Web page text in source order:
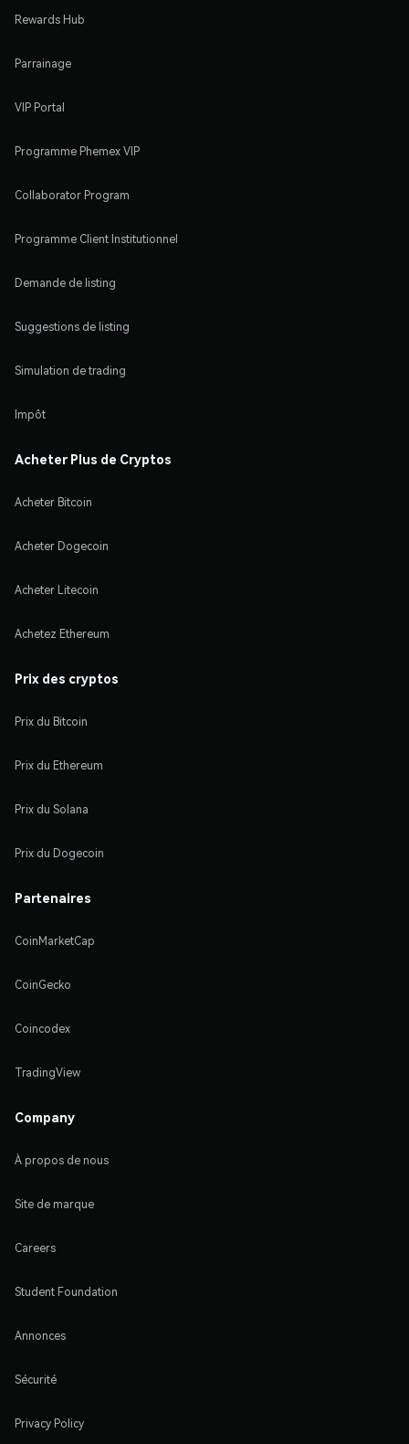
Rewards Hub
Parrainage
VIP Portal
Programme Phemex VIP
Collaborator Program
Programme Client Institutionnel
Demande de listing
Suggestions de listing
Simulation de trading
Impôt
Acheter Plus de Cryptos
Acheter Bitcoin
Acheter Dogecoin
Acheter Litecoin
Achetez Ethereum
Prix des cryptos
Prix du Bitcoin
Prix du Ethereum
Prix du Solana
Prix du Dogecoin
Partenaires
CoinMarketCap
CoinGecko
Coincodex
TradingView
Company
À propos de nous
Site de marque
Careers
Student Foundation
Annonces
Sécurité
Privacy Policy